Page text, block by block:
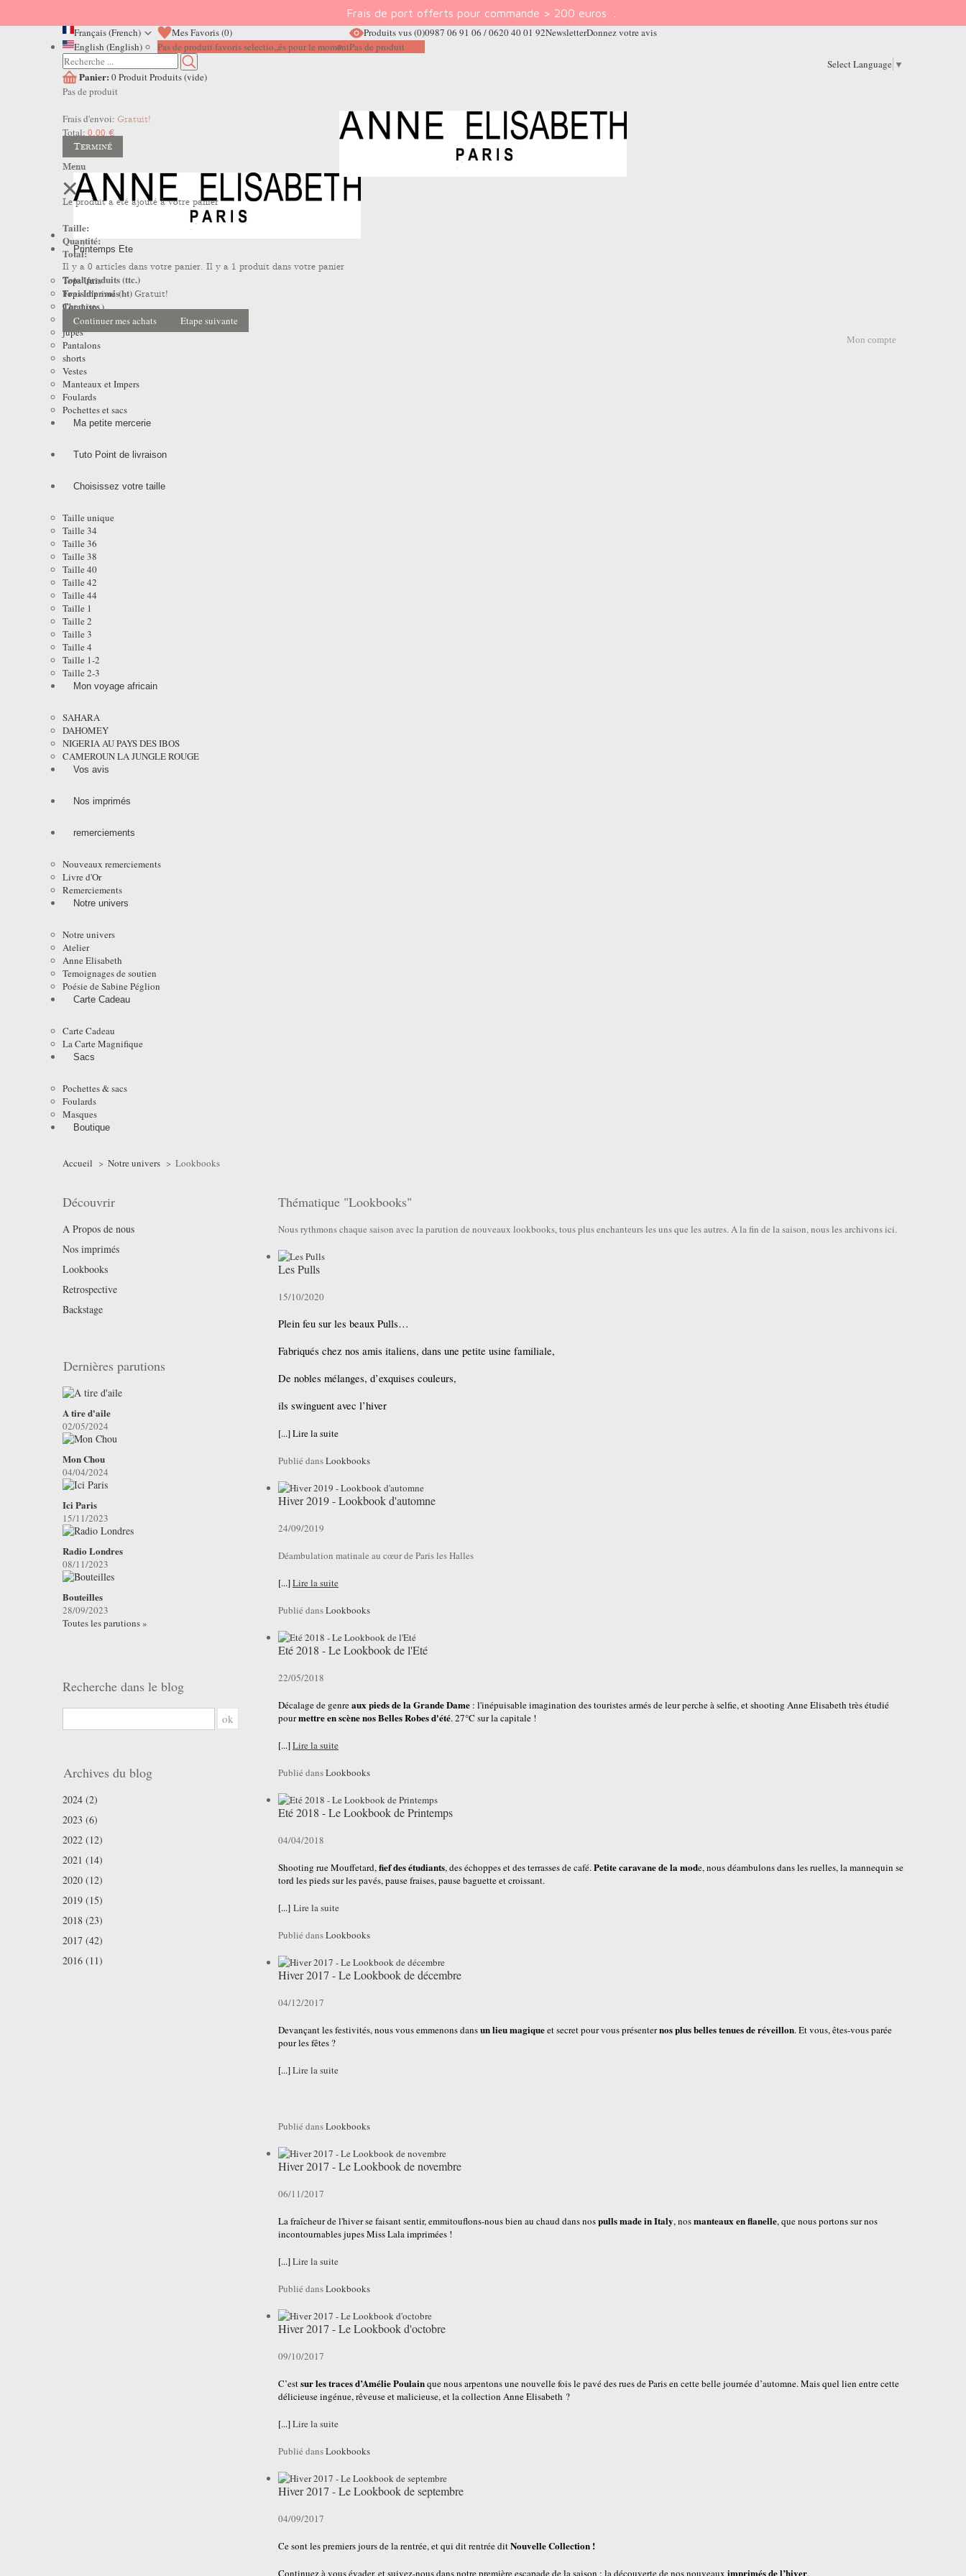
Frais de port offerts pour commande > 200 euros
Français (French)
English (English)
Mes Favoris (0)
Pas de produit favoris selectio,,és pour le moment
Produits vus(0)
Pas de produit
0987 06 91 06 / 0620 40 01 92NewsletterDonnez votre avis
Panier: 0ProduitProduits(vide)
Pas de produit
Frais d'envoi: Gratuit!
Total: 0,00 €
Terminé
Le produit a été ajouté à votre panier
Taille:
Quantité:
Total:
Il y a 0 articles dans votre panier. Il y a 1 produit dans votre panier
Total produits (ttc.)
Frais d'envoi (ht)Gratuit!
Total (ttc.)
Continuer mes achats Etape suivante
Mon compte
Select Language ▼
Menu
Printemps Ete
Tops Unis
Tops Imprimés
Chemises
Robes
jupes
Pantalons
shorts
Vestes
Manteaux et Impers
Foulards
Pochettes et sacs
Ma petite mercerie
Tuto Point de livraison
Choisissez votre taille
Taille unique
Taille 34
Taille 36
Taille 38
Taille 40
Taille 42
Taille 44
Taille 1
Taille 2
Taille 3
Taille 4
Taille 1-2
Taille 2-3
Mon voyage africain
SAHARA
DAHOMEY
NIGERIA AU PAYS DES IBOS
CAMEROUN LA JUNGLE ROUGE
Vos avis
Nos imprimés
remerciements
Nouveaux remerciements
Livre d'Or
Remerciements
Notre univers
Notre univers
Atelier
Anne Elisabeth
Temoignages de soutien
Poésie de Sabine Péglion
Carte Cadeau
Carte Cadeau
La Carte Magnifique
Sacs
Pochettes & sacs
Foulards
Masques
Boutique
Accueil > Notre univers > Lookbooks
Découvrir
A Propos de nous
Nos imprimés
Lookbooks
Retrospective
Backstage
Dernières parutions
A tire d'aile
02/05/2024
Mon Chou
04/04/2024
Ici Paris
15/11/2023
Radio Londres
08/11/2023
Bouteilles
28/09/2023
Toutes les parutions »
Recherche dans le blog
ok
Archives du blog
2024 (2)
2023 (6)
2022 (12)
2021 (14)
2020 (12)
2019 (15)
2018 (23)
2017 (42)
2016 (11)
Thématique "Lookbooks"
Nous rythmons chaque saison avec la parution de nouveaux lookbooks, tous plus enchanteurs les uns que les autres. A la fin de la saison, nous les archivons ici.
Les Pulls
15/10/2020
Plein feu sur les beaux Pulls…
Fabriqués chez nos amis italiens, dans une petite usine familiale,
De nobles mélanges, d’exquises couleurs,
ils swinguent avec l’hiver
[...] Lire la suite
Publié dansLookbooks
Hiver 2019 - Lookbook d'automne
24/09/2019
Déambulation matinale au cœur de Paris les Halles
[...]Lire la suite
Publié dansLookbooks
Eté 2018 - Le Lookbook de l'Eté
22/05/2018
Décalage de genreaux pieds de la Grande Dame : l'inépuisable imagination des touristes armés de leur perche à selfie, et shooting Anne Elisabeth très étudié
pourmettre en scène nos Belles Robes d'été. 27°C sur la capitale !
[...]Lire la suite
Publié dansLookbooks
Eté 2018 - Le Lookbook de Printemps
04/04/2018
Shooting rue Mouffetard,fief des étudiants, des échoppes et des terrasses de café.Petite caravane de la mode, nous déambulons dans les ruelles, la mannequin se
tord les pieds sur les pavés, pause fraises, pause baguette et croissant.
[...] Lire la suite
Publié dansLookbooks
Hiver 2017 - Le Lookbook de décembre
04/12/2017
Devançant les festivités, nous vous emmenons dansun lieu magiqueet secret pour vous présenternos plus belles tenues de réveillon. Et vous, êtes-vous parée
pour les fêtes ?
[...]Lire la suite
Publié dansLookbooks
Hiver 2017 - Le Lookbook de novembre
06/11/2017
La fraîcheur de l'hiver se faisant sentir, emmitouflons-nous bien au chaud dans nospulls made in Italy, nosmanteaux en flanelle, que nous portons sur nos
incontournables jupes Miss Lala imprimées !
[...]Lire la suite
Publié dansLookbooks
Hiver 2017 - Le Lookbook d'octobre
09/10/2017
C’estsur les traces d’Amélie Poulainque nous arpentons une nouvelle fois le pavé des rues de Paris en cette belle journée d’automne. Mais quel lien entre cette
délicieuse ingénue, rêveuse et malicieuse, et la collection Anne Elisabeth ?
[...]Lire la suite
Publié dansLookbooks
Hiver 2017 - Le Lookbook de septembre
04/09/2017
Ce sont les premiers jours de la rentrée, et qui dit rentrée ditNouvelle Collection !
Continuez à vous évader, et suivez-nous dans notre première escapade de la saison : la découverte de nos nouveaux imprimés de l’hiver.